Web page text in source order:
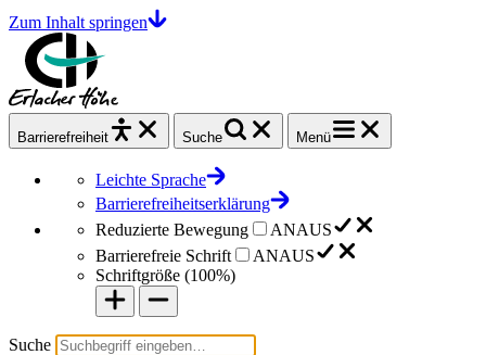
Zum Inhalt springen
Barrierefrei heit Suche Menü
Leichte Sprache
Barrierefreiheitserklärung
Reduzierte Bewegung
ANAUS
Barrierefreie Schrift
ANAUS
Schriftgröße (100%)
Suche